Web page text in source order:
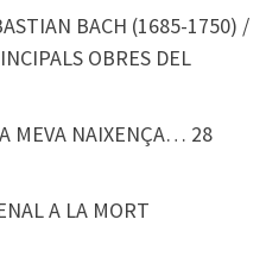
BACH (1685-1750) /
OBRES DEL
MEVA NAIXENÇA… 28
A LA MORT